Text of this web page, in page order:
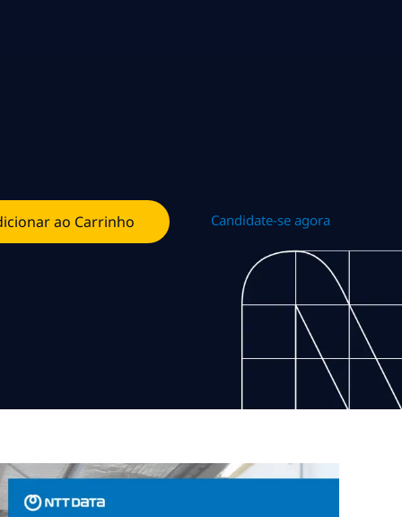
ao Carrinho Candidate-se agora